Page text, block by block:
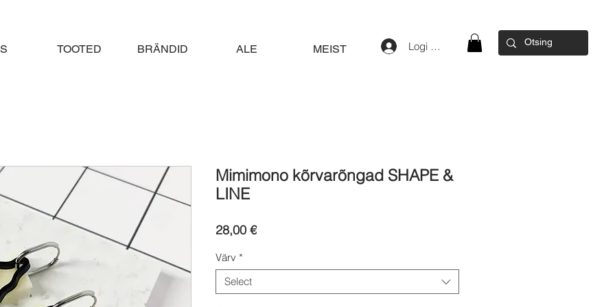
TOOTED BRÄNDID ALE MEIST Logi sisse
Mimimono kõrvarõngad SHAPE &
LINE
28,00 €Price
Värv *
Select